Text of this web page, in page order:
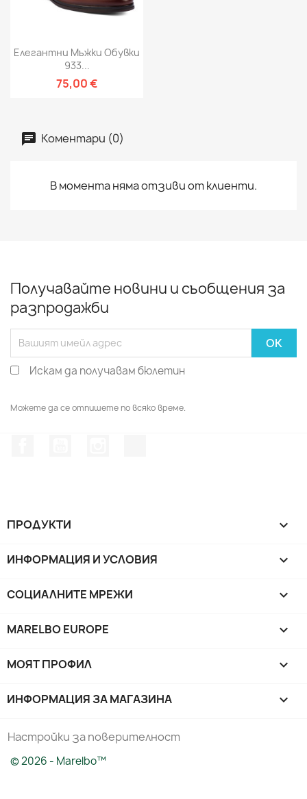
Елегантни Мъжки Обувки
933...
75,00 €
Коментари (0)
В момента няма отзиви от клиенти.
Получавайте новини и съобщения за
разпродажби
Искам да получавам бюлетин
Можете да се отпишете по всяко време.
ПРОДУКТИ 
ИНФОРМАЦИЯ И УСЛОВИЯ 
СОЦИАЛНИТЕ МРЕЖИ 
MARELBO EUROPE 
МОЯТ ПРОФИЛ 
ИНФОРМАЦИЯ ЗА МАГАЗИНА keyboard_arrow_down
Настройки за поверителност
© 2026 - Marelbo™